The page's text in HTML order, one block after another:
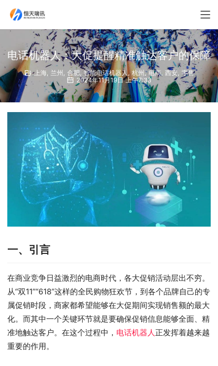
电话机器人：大促提醒精准触达客户的保障
上海 兰州 合肥,智能电话机器人,杭州,电商, 西安, 零售
2024年11月19日 上午7:33
一、引言
在商业竞争日益激烈的电商时代，各大促销活动层出不穷。
从“双11”“618”这样的全民购物狂欢节，到各个品牌自己的专
属促销时段，商家都希望能够在大促期间实现销售额的最大
化。而其中一个关键环节就是要确保促销信息能够全面、精
准地触达客户。在这个过程中， 电话机器人正发挥着越来越
重要的作用。